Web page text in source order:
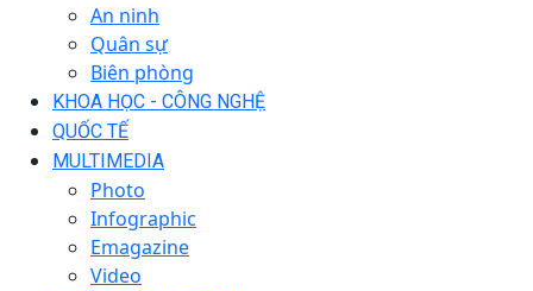
An ninh
Quân sự
Biên phòng
KHOA HỌC - CÔNG NGHỆ
QUỐC TẾ
MULTIMEDIA
Photo
Infographic
Emagazine
Video